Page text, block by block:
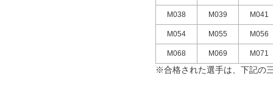
M038 M039 M041
M054 M055 M056
M068 M069 M071
※合格された選手は、下記の